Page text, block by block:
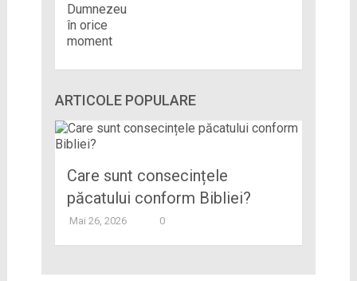
ARTICOLE POPULARE
Care sunt consecințele
păcatului conform Bibliei?
Mai 26, 2026 0